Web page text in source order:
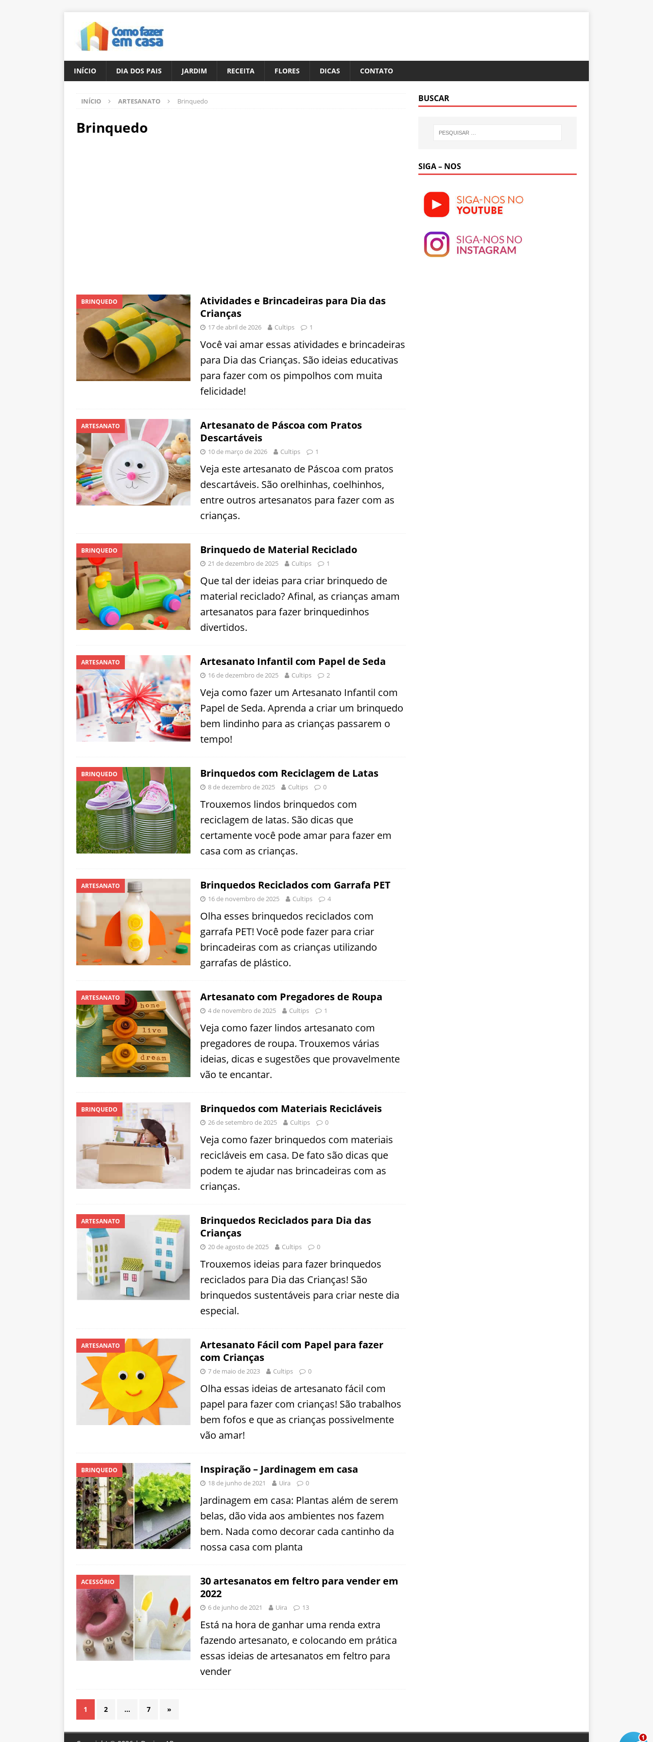
INÍCIO DIA DOS PAIS JARDIM RECEITA FLORES DICAS CONTATO
INÍCIO ARTESANATO Brinquedo
Brinquedo
BRINQUEDO
Atividades e Brincadeiras para Dia das
Crianças
17 de abril de 2026 Cultips 1
Você vai amar essas atividades e brincadeiras
para Dia das Crianças. São ideias educativas
para fazer com os pimpolhos com muita
felicidade!
ARTESANATO
Artesanato de Páscoa com Pratos
Descartáveis
10 de março de 2026 Cultips 1
Veja este artesanato de Páscoa com pratos
descartáveis. São orelhinhas, coelhinhos,
entre outros artesanatos para fazer com as
crianças.
BRINQUEDO Brinquedo de Material Reciclado
21 de dezembro de 2025 Cultips 1
Que tal der ideias para criar brinquedo de
material reciclado? Afinal, as crianças amam
artesanatos para fazer brinquedinhos
divertidos.
ARTESANATO Artesanato Infantil com Papel de Seda
16 de dezembro de 2025 Cultips 2
Veja como fazer um Artesanato Infantil com
Papel de Seda. Aprenda a criar um brinquedo
bem lindinho para as crianças passarem o
tempo!
BRINQUEDO Brinquedos com Reciclagem de Latas
8 de dezembro de 2025 Cultips 0
Trouxemos lindos brinquedos com
reciclagem de latas. São dicas que
certamente você pode amar para fazer em
casa com as crianças.
ARTESANATO Brinquedos Reciclados com Garrafa PET
16 de novembro de 2025 Cultips 4
Olha esses brinquedos reciclados com
garrafa PET! Você pode fazer para criar
brincadeiras com as crianças utilizando
garrafas de plástico.
ARTESANATO Artesanato com Pregadores de Roupa
4 de novembro de 2025 Cultips 1
Veja como fazer lindos artesanato com
pregadores de roupa. Trouxemos várias
ideias, dicas e sugestões que provavelmente
vão te encantar.
BRINQUEDO Brinquedos com Materiais Recicláveis
26 de setembro de 2025 Cultips 0
Veja como fazer brinquedos com materiais
recicláveis em casa. De fato são dicas que
podem te ajudar nas brincadeiras com as
crianças.
ARTESANATO
Brinquedos Reciclados para Dia das
Crianças
20 de agosto de 2025 Cultips 0
Trouxemos ideias para fazer brinquedos
reciclados para Dia das Crianças! São
brinquedos sustentáveis para criar neste dia
especial.
ARTESANATO
Artesanato Fácil com Papel para fazer
com Crianças
7 de maio de 2023 Cultips 0
Olha essas ideias de artesanato fácil com
papel para fazer com crianças! São trabalhos
bem fofos e que as crianças possivelmente
vão amar!
BRINQUEDO Inspiração – Jardinagem em casa
18 de junho de 2021 Uira 0
Jardinagem em casa: Plantas além de serem
belas, dão vida aos ambientes nos fazem
bem. Nada como decorar cada cantinho da
nossa casa com planta
ACESSÓRIO
30 artesanatos em feltro para vender em
2022
6 de junho de 2021 Uira 13
Está na hora de ganhar uma renda extra
fazendo artesanato, e colocando em prática
essas ideias de artesanatos em feltro para
vender
1 2 … 7 »
BUSCAR
SIGA – NOS